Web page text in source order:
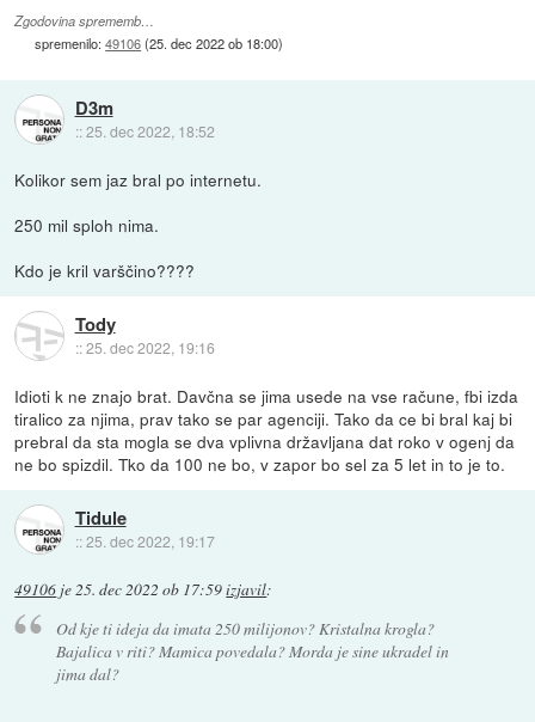
Zgodovina sprememb…
spremenilo:49106(25. dec 2022 ob 18:00)
D3m
::25. dec 2022, 18:52
Kolikor sem jaz bral po internetu.
250 mil sploh nima.
Kdo je kril varščino????
Tody
::25. dec 2022, 19:16
Idioti k ne znajo brat. Davčna se jima usede na vse račune, fbi izda
tiralico za njima, prav tako se par agenciji. Tako da ce bi bral kaj bi
prebral da sta mogla se dva vplivna državljana dat roko v ogenj da
ne bo spizdil. Tko da 100 ne bo, v zapor bo sel za 5 let in to je to.
Tidule
::25. dec 2022, 19:17
49106 je25. dec 2022 ob 17:59izjavil:
Od kje ti ideja da imata 250 milijonov? Kristalna krogla?
Bajalica v riti? Mamica povedala? Morda je sine ukradel in
jima dal?